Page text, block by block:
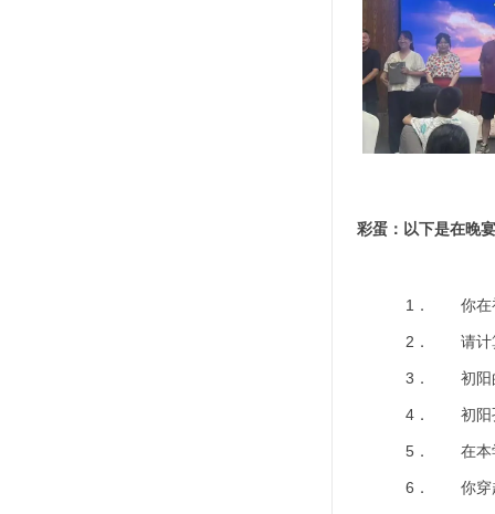
彩蛋：以下是在晚
1． 你在初
2． 请计算
3． 初阳的
4． 初阳孔
5． 在本学
6． 你穿越